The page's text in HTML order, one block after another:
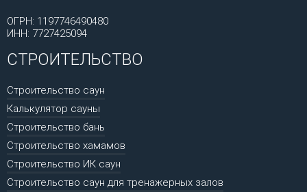
ОГРН: 1197746490480
ИНН: 7727425094
СТРОИТЕЛЬСТВО
Строительство саун
Калькулятор сауны
Строительство бань
Строительство хамамов
Строительство ИК саун
Строительство саун для тренажерных залов